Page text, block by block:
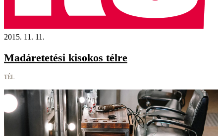
2015. 11. 11.
Madáretetési kisokos télre
TÉL